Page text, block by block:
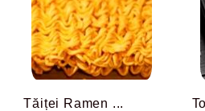
Tăiței Ramen ...